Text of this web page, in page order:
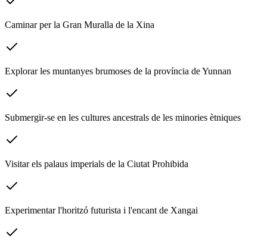
Caminar per la Gran Muralla de la Xina
Explorar les muntanyes brumoses de la província de Yunnan
Submergir-se en les cultures ancestrals de les minories ètniques
Visitar els palaus imperials de la Ciutat Prohibida
Experimentar l'horitzó futurista i l'encant de Xangai